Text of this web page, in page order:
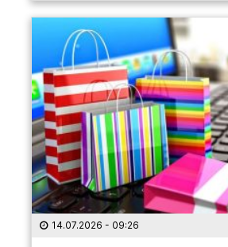
14.07.2026 - 09:26